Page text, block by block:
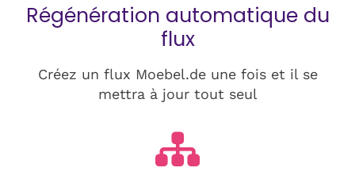
Régénération automatique du
flux
Créez un flux Moebel.de une fois et il se
mettra à jour tout seul